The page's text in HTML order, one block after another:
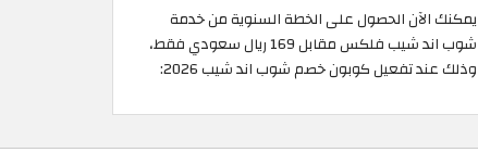
يمكنك الآن الحصول على الخطة السنوية من خدمة
شوب اند شيب فلكس مقابل 169 ريال سعودي فقط،
وذلك عند تفعيل كوبون خصم شوب اند شيب 2026: